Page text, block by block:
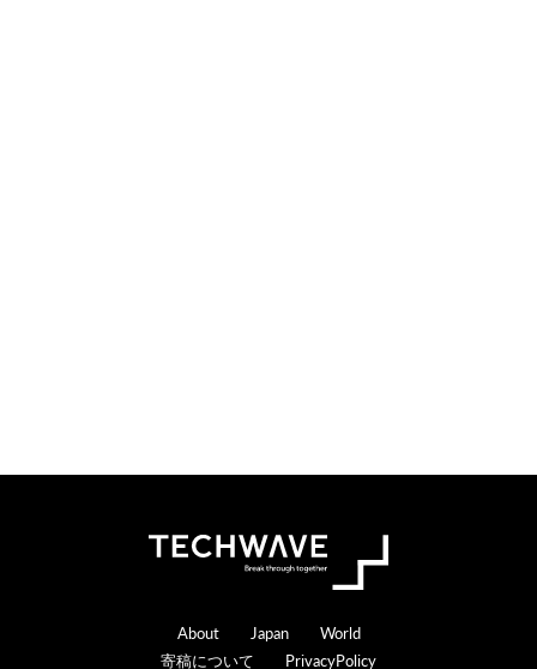
Footer
About Japan
World
寄稿について
PrivacyPolicy